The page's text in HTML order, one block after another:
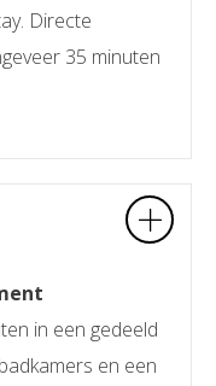
Directe
35 minuten
in een gedeeld
en een